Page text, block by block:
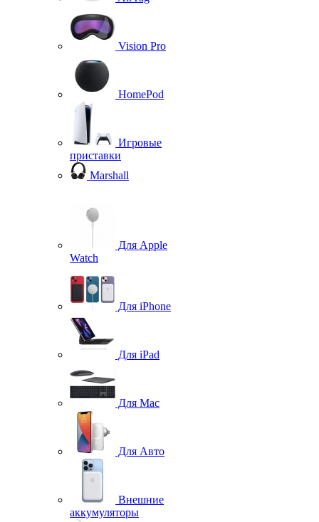
Vision Pro
HomePod
Игровые
приставки
Marshall
Для Apple
Watch
Для iPhone
Для iPad
Для Mac
Для Авто
Внешние
аккумуляторы